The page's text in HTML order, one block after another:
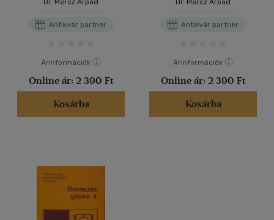
Dr. Mercz Árpád
Antikvár partner
Árinformációk
Online ár: 2 390 Ft
Kosárba
Dr. Mercz Árpád
Antikvár partner
Árinformációk
Online ár: 2 390 Ft
Kosárba